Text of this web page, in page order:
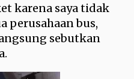
karena saya tidak
perusahaan bus,
sebutkan